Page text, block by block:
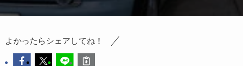
よかったらシェアしてね！